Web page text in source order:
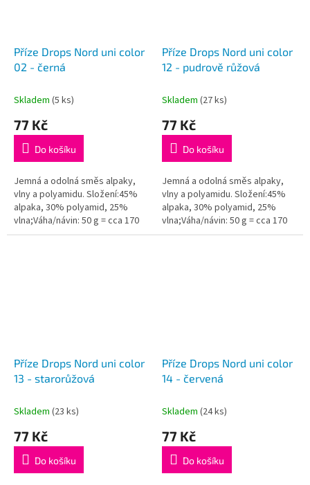
Příze Drops Nord uni color
02 - černá
Skladem (5 ks)
77 Kč
Do košíku
Jemná a odolná směs alpaky,
vlny a polyamidu. Složení:45%
alpaka, 30% polyamid, 25%
vlna;Váha/návin: 50 g = cca 170
metrů;Doporučená síla jehlic: 3
Příze Drops Nord uni color
12 - pudrově růžová
Skladem (27 ks)
77 Kč
Do košíku
Jemná a odolná směs alpaky,
vlny a polyamidu. Složení:45%
alpaka, 30% polyamid, 25%
vlna;Váha/návin: 50 g = cca 170
metrů;Doporučená síla jehlic: 3
Příze Drops Nord uni color
13 - starorůžová
Skladem (23 ks)
77 Kč
Do košíku
Příze Drops Nord uni color
14 - červená
Skladem (24 ks)
77 Kč
Do košíku